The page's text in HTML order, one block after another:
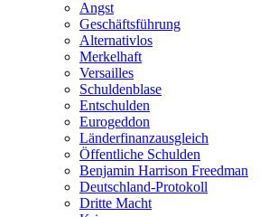
Angst
Geschäftsführung
Alternativlos
Merkelhaft
Versailles
Schuldenblase
Entschulden
Eurogeddon
Länderfinanzausgleich
Öffentliche Schulden
Benjamin Harrison Freedman
Deutschland-Protokoll
Dritte Macht